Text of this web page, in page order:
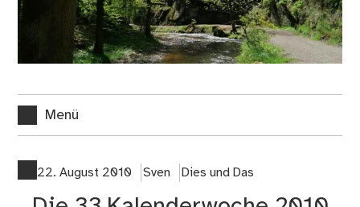
Menü
22. August 2010 Sven Dies und Das